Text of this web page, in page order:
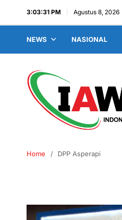
3:03:32 PM Agustus 8, 2026
NEWS NASIONAL
Home DPP Asperapi